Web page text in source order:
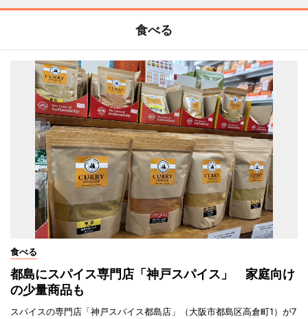
食べる
食べる
都島にスパイス専門店「神戸スパイス」 家庭向け
の少量商品も
スパイスの専門店「神戸スパイス都島店」（大阪市都島区高倉町1）が7